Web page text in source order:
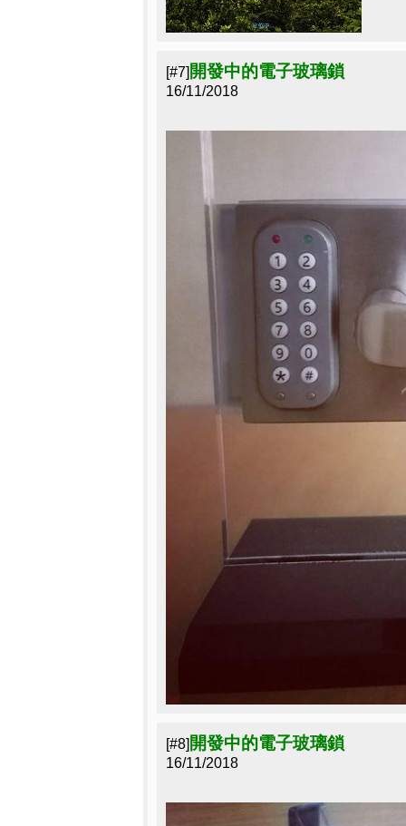
[#7] 開發中的電子玻璃鎖
16/11/2018
[#8] 開發中的電子玻璃鎖
16/11/2018